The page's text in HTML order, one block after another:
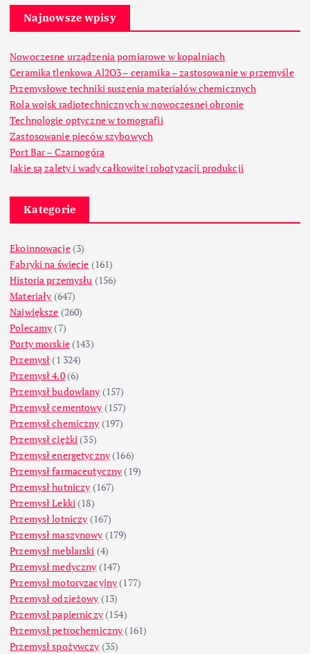
Najnowsze wpisy
Nowoczesne urządzenia pomiarowe w kopalniach
Ceramika tlenkowa Al2O3 – ceramika – zastosowanie w przemyśle
Przemysłowe techniki suszenia materiałów chemicznych
Rola wojsk radiotechnicznych w nowoczesnej obronie
Technologie optyczne w tomografii
Zastosowanie pieców szybowych
Port Bar – Czarnogóra
Jakie są zalety i wady całkowitej robotyzacji produkcji
Kategorie
Ekoinnowacje(3)
Fabryki na świecie (161)
Historia przemysłu (156)
Materiały (647)
Największe (260)
Polecamy (7)
Porty morskie(143)
Przemysł (1 324)
Przemysł 4.0(6)
Przemysł budowlany (157)
Przemysł cementowy (157)
Przemysł chemiczny (197)
Przemysł ciężki (35)
Przemysł energetyczny (166)
Przemysł farmaceutyczny (19)
Przemysł hutniczy (167)
Przemysł Lekki (18)
Przemysł lotniczy (167)
Przemysł maszynowy (179)
Przemysł meblarski (4)
Przemysł medyczny (147)
Przemysł motoryzacyjny (177)
Przemysł odzieżowy (13)
Przemysł papierniczy(154)
Przemysł petrochemiczny (161)
Przemysł spożywczy (35)